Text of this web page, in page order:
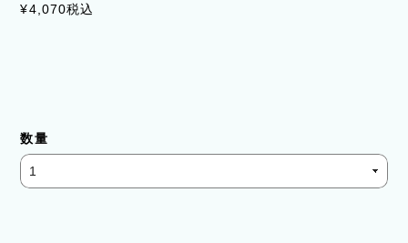
¥4,070税込
数量